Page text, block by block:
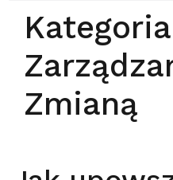
Zmianą